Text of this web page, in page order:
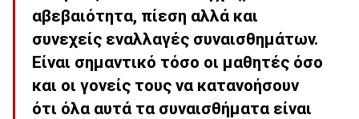
αβεβαιότητα, πίεση αλλά και
συνεχείς εναλλαγές συναισθημάτων.
Είναι σημαντικό τόσο οι μαθητές όσο
και οι γονείς τους να κατανοήσουν
ότι όλα αυτά τα συναισθήματα είναι